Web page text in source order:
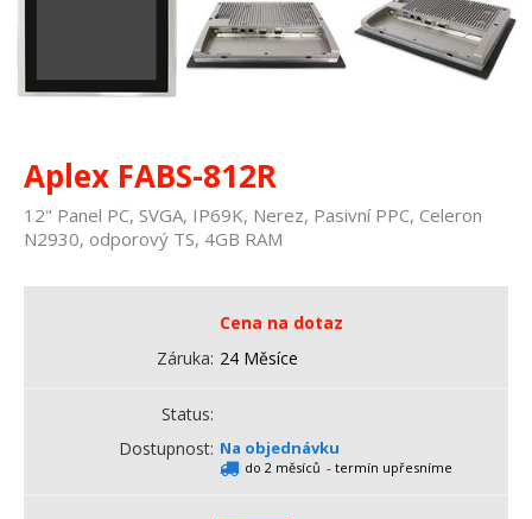
Aplex FABS-812R
12" Panel PC, SVGA, IP69K, Nerez, Pasivní PPC, Celeron
N2930, odporový TS, 4GB RAM
Cena na dotaz
Záruka 24 Měsíce
Status
Dostupnost Na objednávku
do 2 měsíců - termín upřesníme